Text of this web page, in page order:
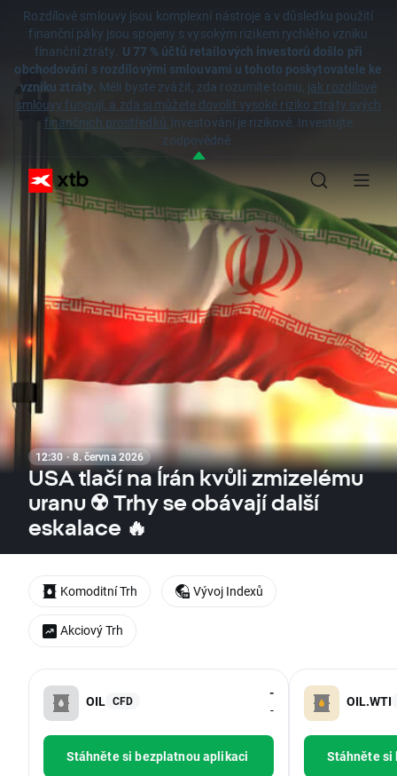
Rozdílové smlouvy jsou komplexní nástroje a v důsledku použití
finanční páky jsou spojeny s vysokým rizikem rychlého vzniku
finanční ztráty. U 77 % účtů retailových investorů došlo při
obchodování s rozdílovými smlouvami u tohoto poskytovatele ke
vzniku ztráty. Měli byste zvážit, zda rozumíte tomu, jak rozdílové
smlouvy fungují, a zda si můžete dovolit vysoké riziko ztráty svých
finančních prostředků.Investování je rizikové. Investujte
zodpovědně.
12:30 · 8. června 2026
USA tlačí na Írán kvůli zmizelému
uranu ☢️ Trhy se obávají další
eskalace 🔥
OIL CFD
-
-
Stáhněte si bezplatnou aplikaci
OIL.WTI
Stáhněte
Komoditní Trh Vývoj Indexů
Akciový Trh